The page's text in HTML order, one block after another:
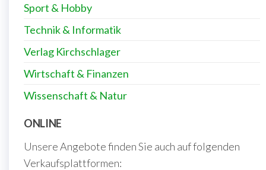
Sport & Hobby
Technik & Informatik
Verlag Kirchschlager
Wirtschaft & Finanzen
Wissenschaft & Natur
ONLINE
Unsere Angebote finden Sie auch auf folgenden
Verkaufsplattformen: